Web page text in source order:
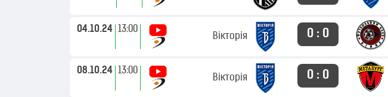
04.10.24 13:00
Вікторія 0 : 0
08.10.24 13:00
Вікторія 0 : 0